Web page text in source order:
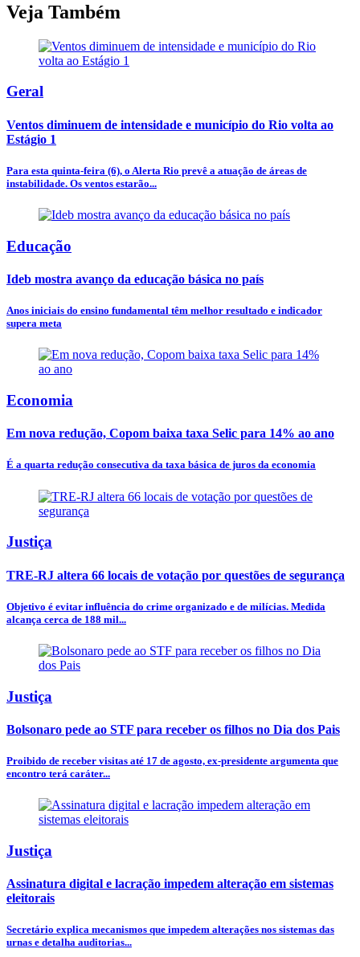
Veja Também
Geral
Ventos diminuem de intensidade e município do Rio volta ao
Estágio 1
Para esta quinta-feira (6), o Alerta Rio prevê a atuação de áreas de
instabilidade. Os ventos estarão...
Educação
Ideb mostra avanço da educação básica no país
Anos iniciais do ensino fundamental têm melhor resultado e indicador
supera meta
Economia
Em nova redução, Copom baixa taxa Selic para 14% ao ano
É a quarta redução consecutiva da taxa básica de juros da economia
Justiça
TRE-RJ altera 66 locais de votação por questões de segurança
Objetivo é evitar influência do crime organizado e de milícias. Medida
alcança cerca de 188 mil...
Justiça
Bolsonaro pede ao STF para receber os filhos no Dia dos Pais
Proibido de receber visitas até 17 de agosto, ex-presidente argumenta que
encontro terá caráter...
Justiça
Assinatura digital e lacração impedem alteração em sistemas
eleitorais
Secretário explica mecanismos que impedem alterações nos sistemas das
urnas e detalha auditorias...